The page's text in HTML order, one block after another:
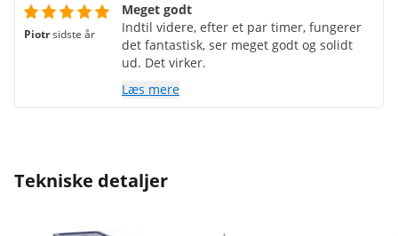
Piotrsidste år
Meget godt
Indtil videre, efter et par timer, fungerer
det fantastisk, ser meget godt og solidt
ud. Det virker.
Læs mere
Tekniske detaljer